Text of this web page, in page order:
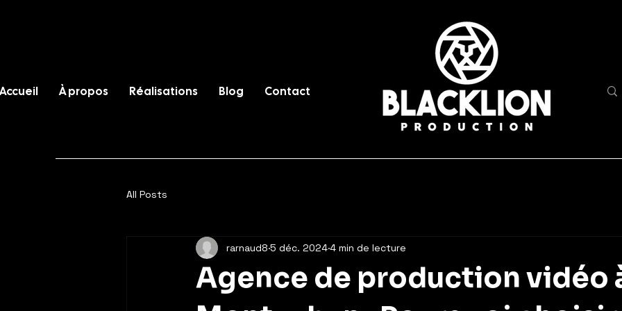
Accueil À propos Réalisations Blog Contact
All Posts
Agence de production vidéo
rarnaud8 5 déc. 20244 min de lecture